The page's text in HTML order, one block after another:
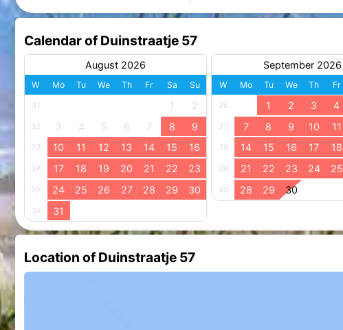
Calendar of Duinstraatje 57
August 2026
W Mo Tu We Th Fr Sa Su
31 1 2
32 3 4 5 6 7 8 9
33 10 11 12 13 14 15 16
34 17 18 19 20 21 22 23
35 24 25 26 27 28 29 30
36 31
September 2026
W Mo Tu We Th Fr
36 1 2 3 4
37 7 8 9 10 11
38 14 15 16 17 18
39 21 22 23 24 25
40 28 29 30
Location of Duinstraatje 57